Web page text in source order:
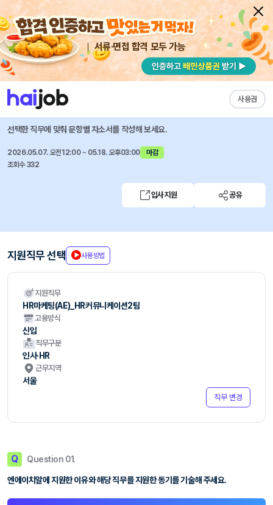
서류·면접 합격 모두 가능
사용권
채용공고 자소서 자유항목 자소서 내 작성목록
NHR 즐겨찾기
2026년 2분기 신입·경력·인턴 채용
선택한 직무에 맞춰 문항별 자소서를 작성해 보세요.
2026.05.07. 오전12:00 ~ 05.18. 오후03:00
마감
조회수 332
입사지원 공유
지원직무 선택 사용방법
지원직무
HR마케팅(AE)_HR커뮤니케이션2팀
고용방식
신입
직무구분
인사·HR
근무지역
서울
직무 변경
Q Question 01.
엔에이치알에 지원한 이유와 해당 직무를 지원한 동기를 기술해 주세요.